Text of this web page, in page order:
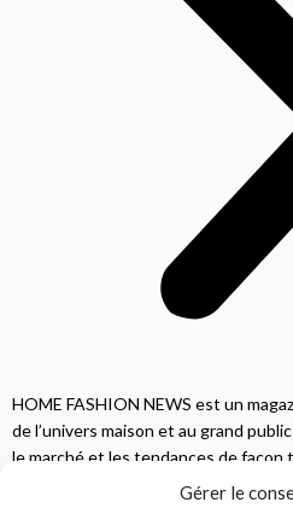
Gérer le
HOME FASHION NEWS est un
de l’univers maison et au grand
le marché et les tendances de façon
lecteurs une vision complète.